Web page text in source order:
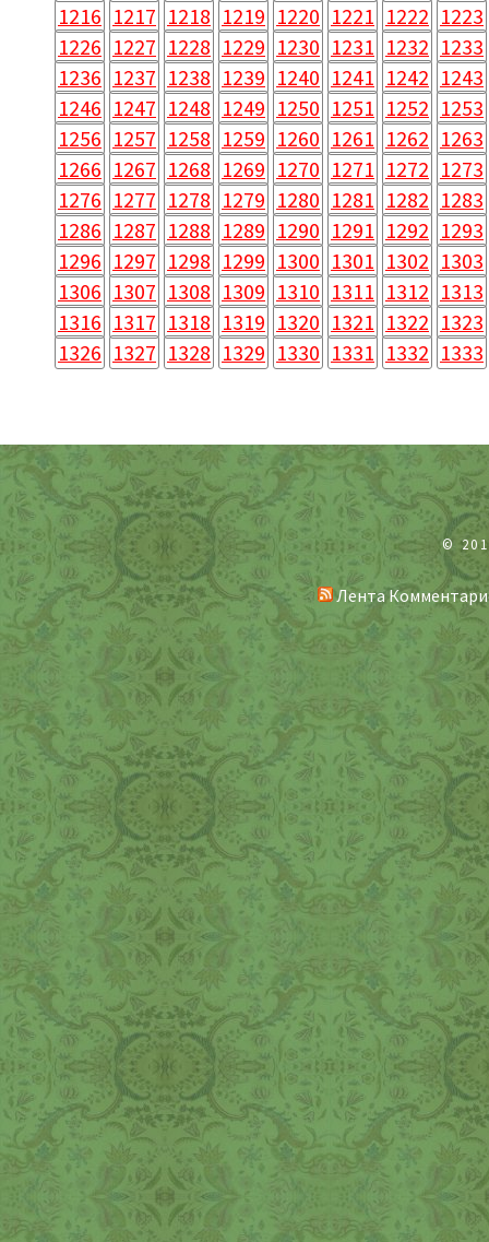
1216 1217 1218 1219 1220 1221 1222 1223
1226 1227 1228 1229 1230 1231 1232 1233
1236 1237 1238 1239 1240 1241 1242 1243
1246 1247 1248 1249 1250 1251 1252 1253
1256 1257 1258 1259 1260 1261 1262 1263
1266 1267 1268 1269 1270 1271 1272 1273
1276 1277 1278 1279 1280 1281 1282 1283
1286 1287 1288 1289 1290 1291 1292 1293
1296 1297 1298 1299 1300 1301 1302 1303
1306 1307 1308 1309 1310 1311 1312 1313
1316 1317 1318 1319 1320 1321 1322 1323
1326 1327 1328 1329 1330 1331 1332 1333
©
Лента